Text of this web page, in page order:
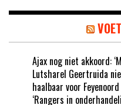
Ajax nog niet akkoord:
Lutsharel Geertruida
haalbaar voor Feyenoord
‘Rangers in